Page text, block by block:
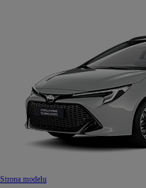
Strona modelu